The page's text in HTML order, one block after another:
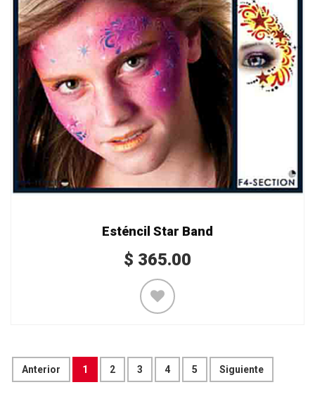
Esténcil Star Band
$ 365.00
Anterior 1 2 3 4 5 Siguiente